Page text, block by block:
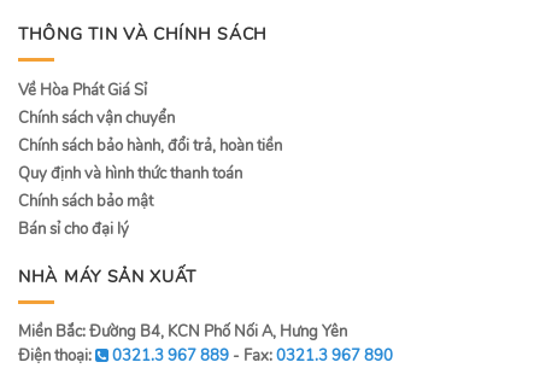
THÔNG TIN VÀ CHÍNH SÁCH
Về Hòa Phát Giá Sỉ
Chính sách vận chuyển
Chính sách bảo hành, đổi trả, hoàn tiền
Quy định và hình thức thanh toán
Chính sách bảo mật
Bán sỉ cho đại lý
NHÀ MÁY SẢN XUẤT
Miền Bắc: Đường B4, KCN Phố Nối A, Hưng Yên
Điện thoại:
0321.3 967 889 - Fax:0321.3 967 890